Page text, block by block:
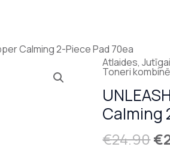
Calming 2-Piece Pad 70ea
Atlaides,
Toneri
Calming
€24.90€